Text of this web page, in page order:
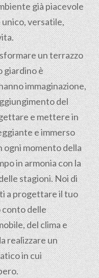
già piacevole
unico, versatile,
un terrazzo
giardino è
immaginazione,
del
e mettere in
e immerso
ogni momento della
in armonia con la
stagioni. Noi di
a progettare il tuo
delle
del clima e
realizzare un
in cui